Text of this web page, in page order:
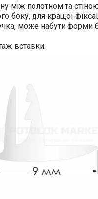
між полотном та
боку, для кращої
може набути форми
вставки.